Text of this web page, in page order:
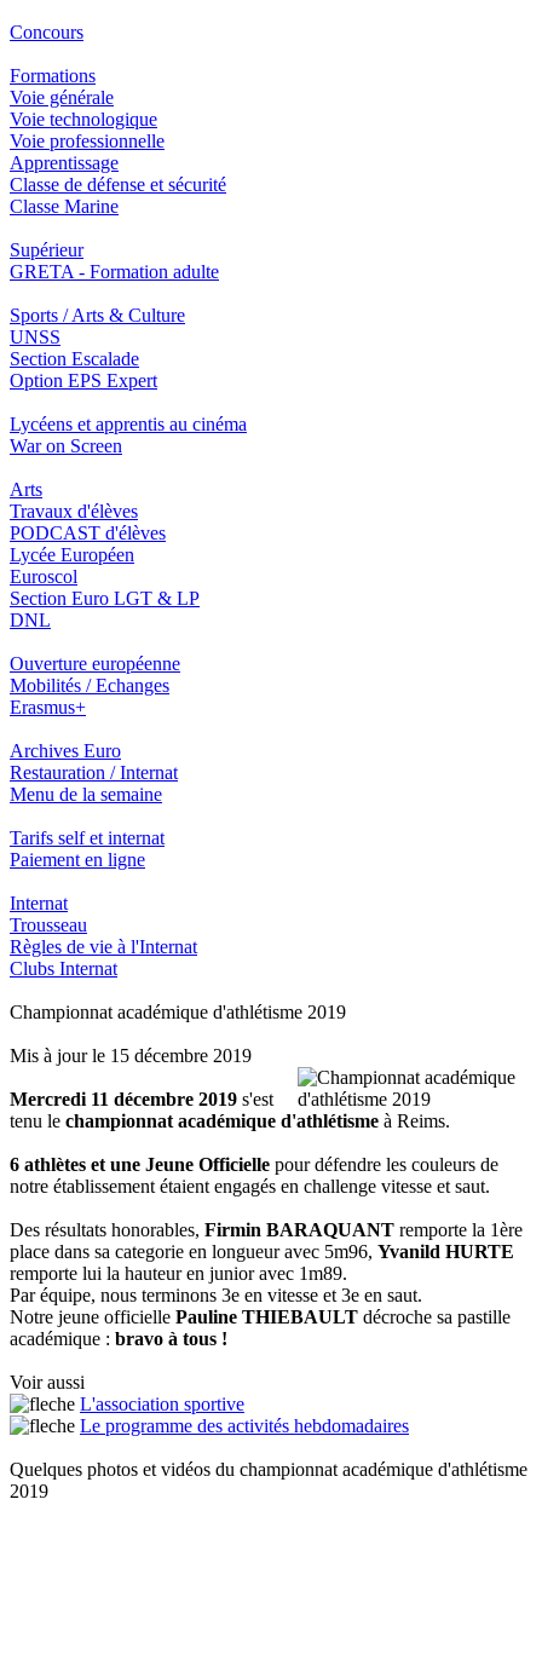
Concours
Formations
Voie générale
Voie technologique
Voie professionnelle
Apprentissage
Classe de défense et sécurité
Classe Marine
Supérieur
GRETA - Formation adulte
Sports / Arts & Culture
UNSS
Section Escalade
Option EPS Expert
Lycéens et apprentis au cinéma
War on Screen
Arts
Travaux d'élèves
PODCAST d'élèves
Lycée Européen
Euroscol
Section Euro LGT & LP
DNL
Ouverture européenne
Mobilités / Echanges
Erasmus+
Archives Euro
Restauration / Internat
Menu de la semaine
Tarifs self et internat
Paiement en ligne
Internat
Trousseau
Règles de vie à l'Internat
Clubs Internat
Championnat académique d'athlétisme 2019
Mis à jour le 15 décembre 2019
Mercredi 11 décembre 2019 s'est
tenu le championnat académique d'athlétisme à Reims.
6 athlètes et une Jeune Officielle pour défendre les couleurs de
notre établissement étaient engagés en challenge vitesse et saut.
Des résultats honorables, Firmin BARAQUANT remporte la 1ère
place dans sa categorie en longueur avec 5m96, Yvanild HURTE
remporte lui la hauteur en junior avec 1m89.
Par équipe, nous terminons 3e en vitesse et 3e en saut.
Notre jeune officielle Pauline THIEBAULT décroche sa pastille
académique : bravo à tous !
Voir aussi
L'association sportive
Le programme des activités hebdomadaires
Quelques photos et vidéos du championnat académique d'athlétisme
2019